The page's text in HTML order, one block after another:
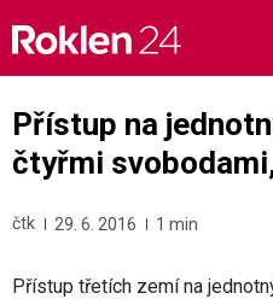
content
Přístup na
čtyřmi
čtk 29. 6. 2016 1 min
Přístup třetích zemí na